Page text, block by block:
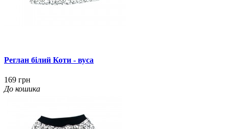
Реглан білий Коти - вуса
169 грн
До кошика